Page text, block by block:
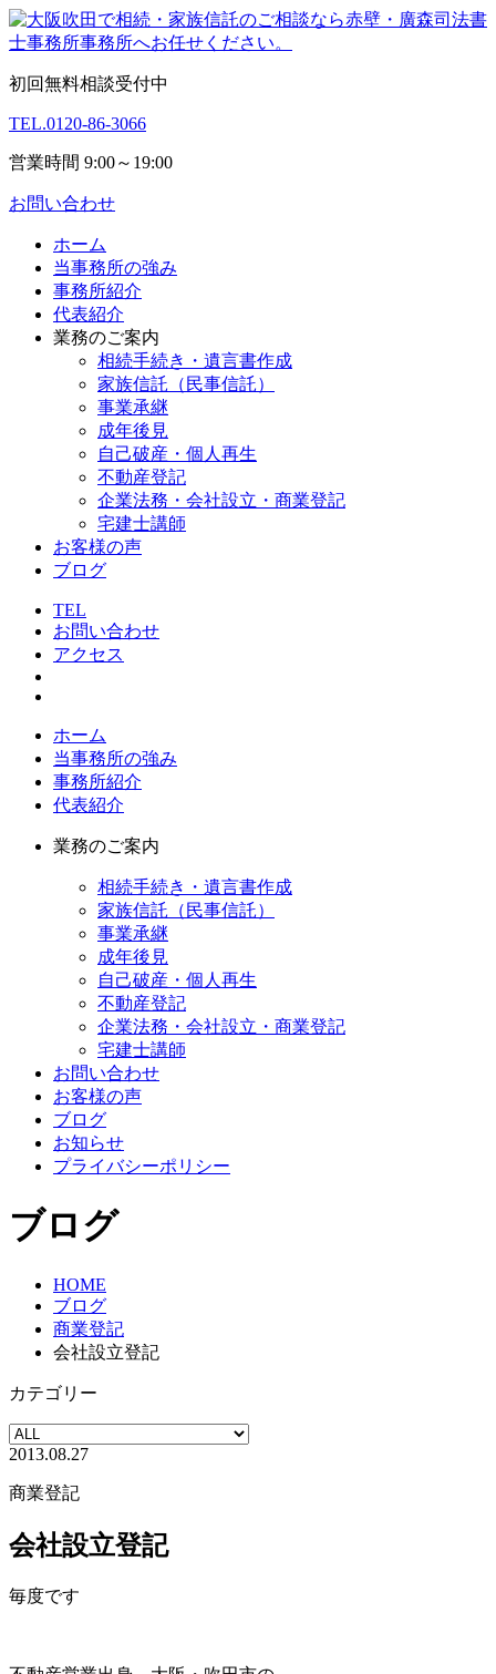
初回無料相談受付中
TEL.0120-86-3066
営業時間 9:00～19:00
お問い合わせ
ホーム
当事務所の強み
事務所紹介
代表紹介
業務のご案内
相続手続き・遺言書作成
家族信託（民事信託）
事業承継
成年後見
自己破産・個人再生
不動産登記
企業法務・会社設立・商業登記
宅建士講師
お客様の声
ブログ
TEL
お問い合わせ
アクセス
ホーム
当事務所の強み
事務所紹介
代表紹介
業務のご案内
相続手続き・遺言書作成
家族信託（民事信託）
事業承継
成年後見
自己破産・個人再生
不動産登記
企業法務・会社設立・商業登記
宅建士講師
お問い合わせ
お客様の声
ブログ
お知らせ
プライバシーポリシー
ブログ
HOME
ブログ
商業登記
会社設立登記
カテゴリー
2013.08.27
商業登記
会社設立登記
毎度です